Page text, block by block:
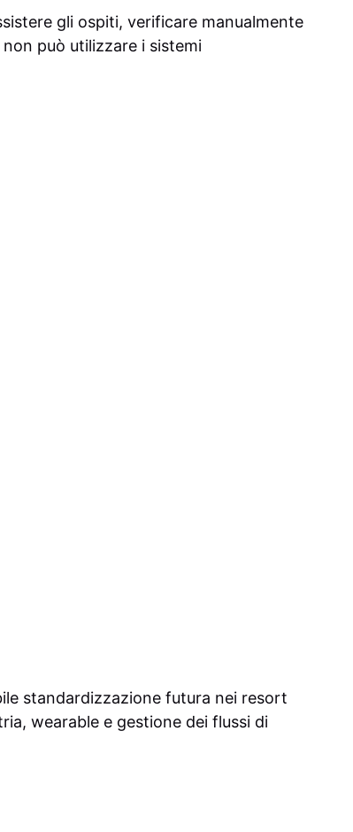
gli ospiti, verificare manualmente
può utilizzare i sistemi
standardizzazione futura nei resort
wearable e gestione dei flussi di